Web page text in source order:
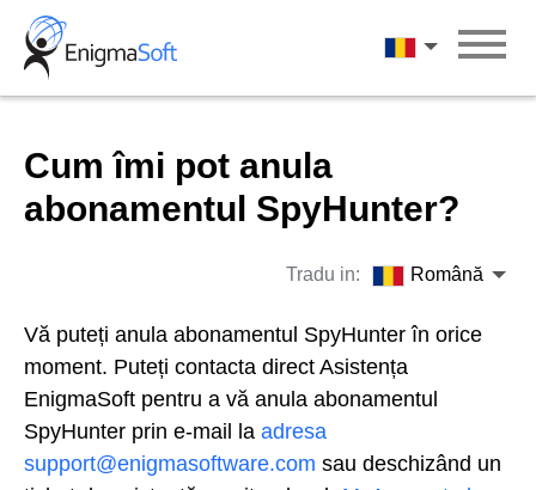
Skip
content
Română
Cum îmi pot anula
abonamentul SpyHunter?
Tradu in: Română
Vă puteți anula abonamentul SpyHunter în orice
moment. Puteți contacta direct Asistența
EnigmaSoft pentru a vă anula abonamentul
SpyHunter prin e-mail la adresa
support@enigmasoftware.com sau deschizând un